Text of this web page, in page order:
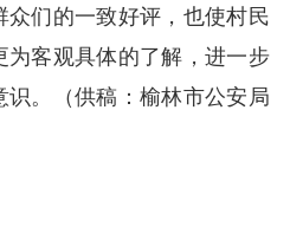
们的一致好评，也使村民
客观具体的了解，进一步
。（供稿：榆林市公安局